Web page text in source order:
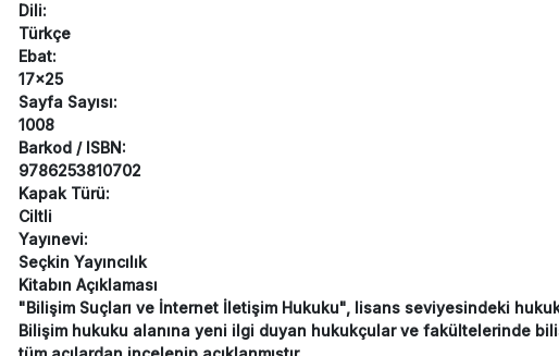
Dili:
Türkçe
Ebat:
17x25
Sayfa Sayısı:
1008
Barkod / ISBN:
9786253810702
Kapak Türü:
Ciltli
Yayınevi:
Seçkin Yayıncılık
Kitabın Açıklaması
"Bilişim Suçları ve İnternet İletişim Hukuku", lisans seviyesindeki
Bilişim hukuku alanına yeni ilgi duyan hukukçular ve fakültelerinde